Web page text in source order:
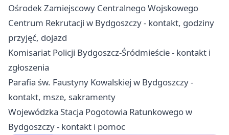
Ośrodek Zamiejscowy Centralnego Wojskowego
Centrum Rekrutacji w Bydgoszczy - kontakt, godziny
przyjęć, dojazd
Komisariat Policji Bydgoszcz-Śródmieście - kontakt i
zgłoszenia
Parafia św. Faustyny Kowalskiej w Bydgoszczy -
kontakt, msze, sakramenty
Wojewódzka Stacja Pogotowia Ratunkowego w
Bydgoszczy - kontakt i pomoc